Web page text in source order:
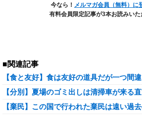
今なら！ メルマガ会員（無料）に
有料会員限定記事が3本お読みいた
■関連記事
【食と友好】食は友好の道具だが一つ間
【分別】夏場のゴミ出しは清掃車が来る
【棄民】この国で行われた棄民は遠い過